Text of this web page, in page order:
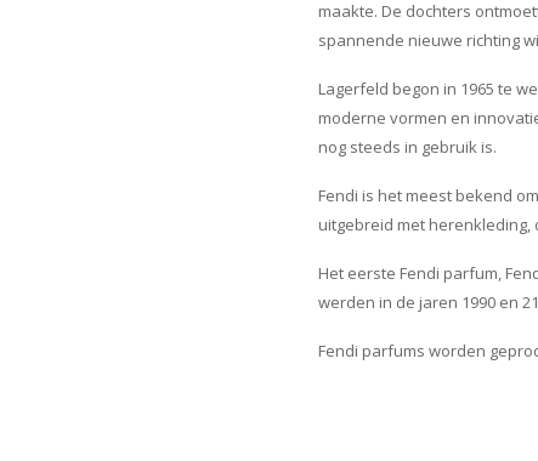
maakte. De dochters
spannende nieuwe richting
Lagerfeld begon in 1965 te
moderne vormen en
nog steeds in gebruik is.
Fendi is het meest bekend
uitgebreid met herenkleding,
Het eerste Fendi parfum,
werden in de jaren 1990 en
Fendi parfums worden